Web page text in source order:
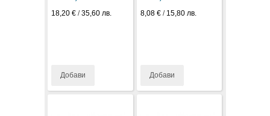
18,20 € /35,60 лв.
Добави
8,08 €/ 15,80 лв.
Добави